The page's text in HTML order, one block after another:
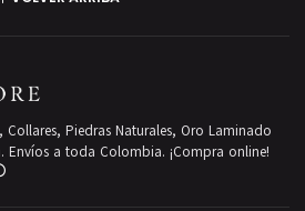
Collares, Piedras Naturales, Oro Laminado
Envíos a toda Colombia. ¡Compra online!